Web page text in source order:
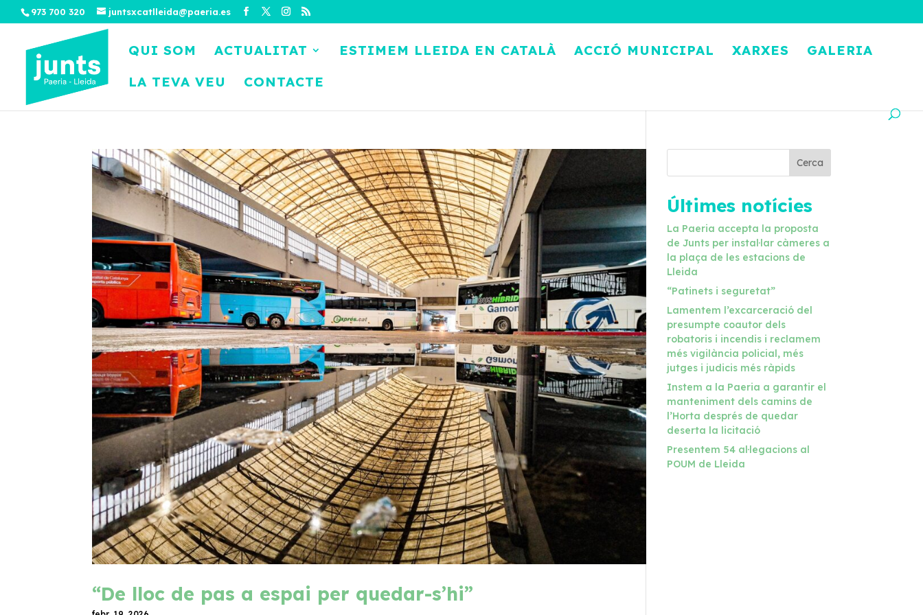
973 700 320 juntsxcatlleida@paeria.es
QUI SOM ACTUALITAT ESTIMEM LLEIDA EN CATALÀ ACCIÓ MUNICIPAL XARXES
GALERIA
LA TEVA VEU
CONTACTE
“De lloc de pas a espai per quedar-s’hi”
Cerca
Últimes notícies
La Paeria accepta la proposta
de Junts per instal·lar càmeres a
la plaça de les estacions de
Lleida
“Patinets i seguretat”
Lamentem l’excarceració del
presumpte coautor dels
robatoris i incendis i reclamem
més vigilància policial, més
jutges i judicis més ràpids
Instem a la Paeria a garantir el
manteniment dels camins de
l’Horta després de quedar
deserta la licitació
Presentem 54 al·legacions al
POUM de Lleida